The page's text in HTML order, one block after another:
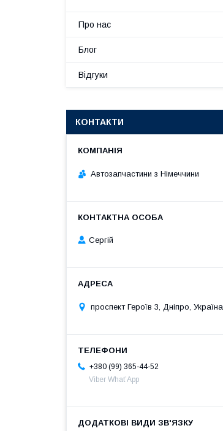
Про нас
Блог
Відгуки
КОНТАКТИ
Автозапчастини з Німеччини
Сергій
проспект Героїв 3, Дніпро, Україна
+380 (99) 365-44-52
Viber What’App